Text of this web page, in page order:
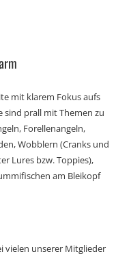
mit klarem Fokus aufs
sind prall mit Themen zu
Forellenangeln,
Wobblern (Cranks und
Lures bzw. Toppies),
am Bleikopf
vielen unserer Mitglieder